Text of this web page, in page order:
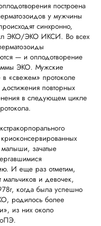
построена
у мужчины
синхронно,
ЭКО/ЭКО ИКСИ. Во всех
— и оплодотворение
ЭКО. Мужские
«свежем» протоколе
повторных
в следующем цикле
зачатые
И еще раз отметим,
мальчиков и девочек,
когда была успешно
родилось более
из них около